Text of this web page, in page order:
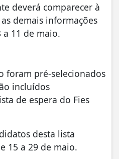
deverá comparecer à
demais informações
a 11 de maio.
foram pré-selecionados
incluídos
de espera do Fies
desta lista
15 a 29 de maio.